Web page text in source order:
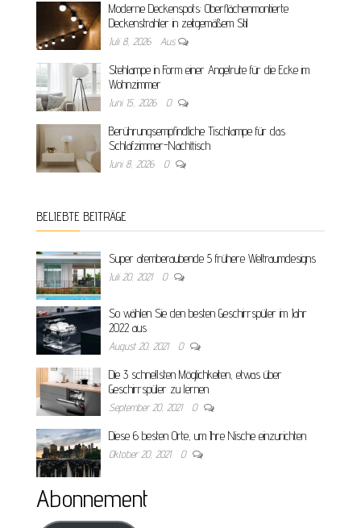
Moderne Deckenspots: Oberflächenmontierte
Deckenstrahler in zeitgemäßem Stil
Juli 8, 2026 Aus
Stehlampe in Form einer Angelrute für die Ecke im
Wohnzimmer
Juni 15, 2026 0
Berührungsempfindliche Tischlampe für das
Schlafzimmer-Nachttisch
Juni 8, 2026 0
BELIEBTE BEITRÄGE
Super atemberaubende 5 frühere Weltraumdesigns
Juli 20, 2021 0
So wählen Sie den besten Geschirrspüler im Jahr
2022 aus
August 20, 2021 0
Die 3 schnellsten Möglichkeiten, etwas über
Geschirrspüler zu lernen
September 20, 2021 0
Diese 6 besten Orte, um Ihre Nische einzurichten
Oktober 20, 2021 0
Abonnement